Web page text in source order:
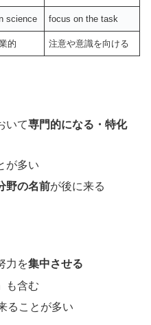
science focus on the task
的 注意や意識を向ける
いて専門的になる・特化
が多い
野の名前が後に来る
力を集中させる
も含む
ることが多い